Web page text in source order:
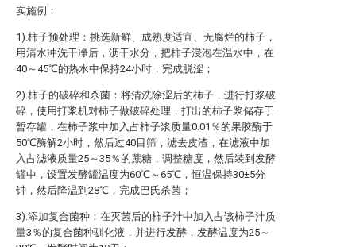
实施例：
1).柿子预处理：挑选新鲜、成熟度适宜、无腐烂的柿子，
用清水冲洗干净后，沥干水分，把柿子浸泡在温水中，在
40～45℃的热水中保持24小时，完成脱涩；
2).柿子的破碎和杀菌：将清洗除涩后的柿子，进行打浆破
碎，使用打浆机对柿子做破碎处理，打出的柿子浆储存于
暂存罐，在柿子浆中加入占柿子浆质量0.01％的果胶酶于
50℃酶解2小时，然后过40目筛，滤去皮渣，在滤液中加
入占滤液质量25～35％的蔗糖，调整糖度，然后装到发酵
罐中，设置发酵罐温度为60℃～65℃，恒温保持30±5分
钟，然后降温到28℃，完成巴氏杀菌；
3).添加复合菌种：在灭菌后的柿子汁中加入占该柿子汁质
量3％的复合菌种驯化液，并进行发酵，发酵温度为25～